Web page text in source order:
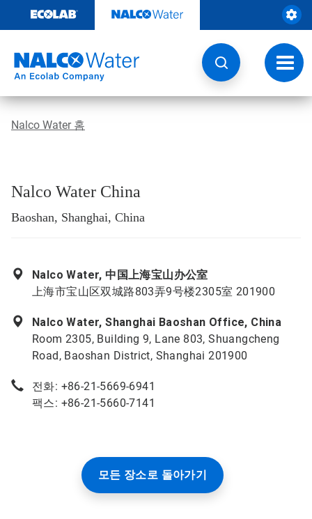
츠
기
토
글
내
비
Nalco Water 홈
Nalco Water China
Baoshan, Shanghai, China
Nalco Water, 中国上海宝山办公室
上海市宝山区双城路803弄9号楼2305室 201900
Nalco Water, Shanghai Baoshan Office, China
Room 2305, Building 9, Lane 803, Shuangcheng
Road, Baoshan District, Shanghai 201900
전화: +86-21-5669-6941
팩스: +86-21-5660-7141
모든 장소로 돌아가기